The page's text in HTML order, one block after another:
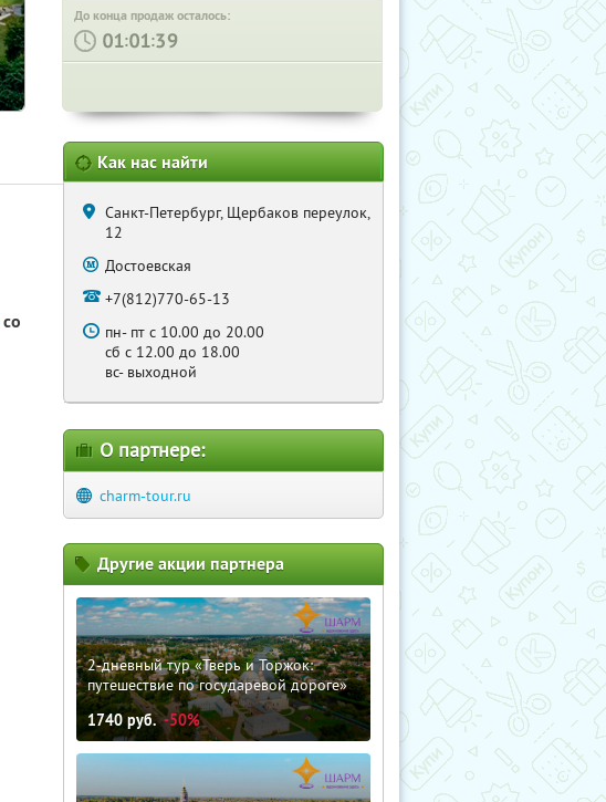
До конца продаж осталось:
: :
со
Как нас найти
Санкт-Петербург, Щербаков переулок,
12
Достоевская
+7(812)770-65-13
пн- пт с 10.00 до 20.00
сб с 12.00 до 18.00
вс- выходной
О партнере:
charm-tour.ru
Другие акции партнера
2-дневный тур «Тверь и Торжок:
путешествие по государевой дороге»
1740руб. -50%